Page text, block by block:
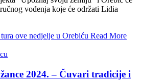
vođenja koje će održati Lidia
ove nedjelje u Orebiću Read More
2024. – Čuvari tradicije i